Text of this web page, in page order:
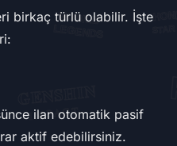
birkaç türlü olabilir. İşte
ilan otomatik pasif
aktif edebilirsiniz.